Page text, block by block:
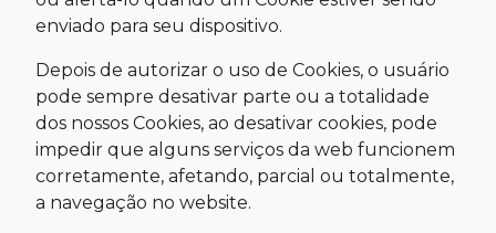
enviado para seu dispositivo.
Depois de autorizar o uso de Cookies, o usuário
pode sempre desativar parte ou a totalidade
dos nossos Cookies, ao desativar cookies, pode
impedir que alguns serviços da web funcionem
corretamente, afetando, parcial ou totalmente,
a navegação no website.